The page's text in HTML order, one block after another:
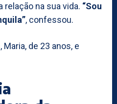
na sua vida. “Sou
, confessou.
de 23 anos, e